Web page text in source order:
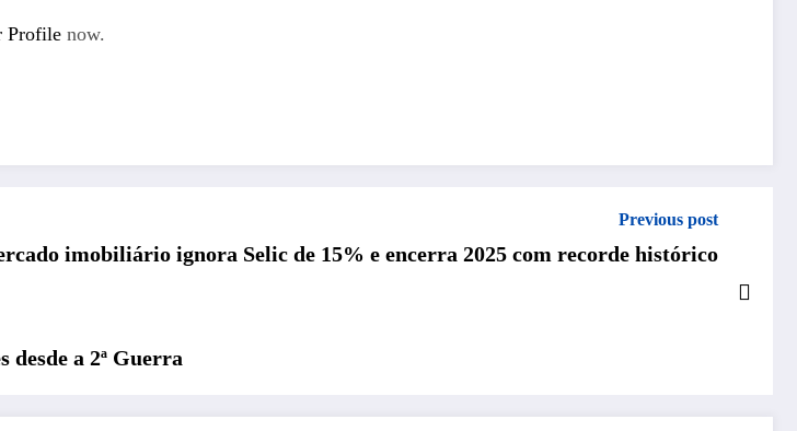
Profile now.
Previous post
imobiliário ignora Selic de 15% e encerra 2025 com recorde histórico
a 2ª Guerra